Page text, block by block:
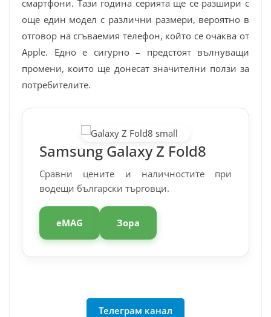
смартфони. Тази година серията ще се разшири с
още един модел с различни размери, вероятно в
отговор на сгъваемия телефон, който се очаква от
Apple. Едно е сигурно – предстоят вълнуващи
промени, които ще донесат значителни ползи за
потребителите.
Samsung Galaxy Z Fold8
Сравни цените и наличностите при
водещи български търговци.
eMAG Зора
Телеграм канал